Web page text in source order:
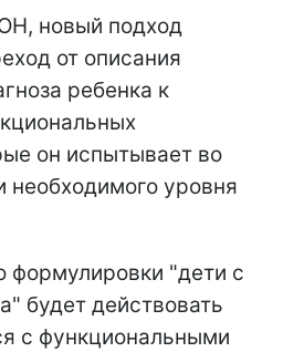
новый подход
от описания
ребенка к
он испытывает во
необходимого уровня
формулировки "дети с
будет действовать
с функциональными